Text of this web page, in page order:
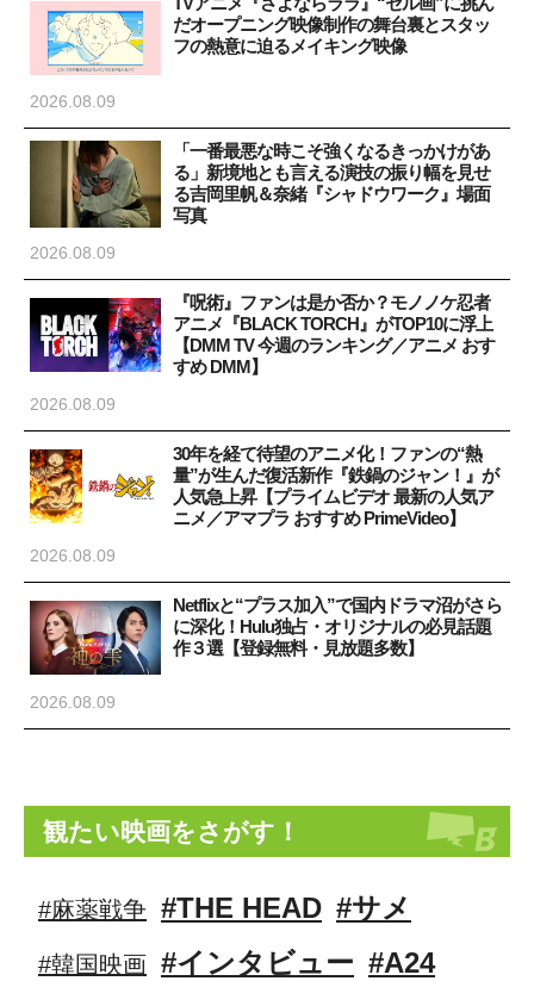
だオープニング映像制作の舞台裏とスタッ
フの熱意に迫るメイキング映像
2026.08.09
「一番最悪な時こそ強くなるきっかけがあ
る」新境地とも言える演技の振り幅を見せ
る吉岡里帆＆奈緒『シャドウワーク』場面
写真
2026.08.09
『呪術』ファンは是か否か？モノノケ忍者
アニメ『BLACK TORCH』がTOP10に浮上
【DMM TV 今週のランキング／アニメ おす
すめ DMM】
2026.08.09
30年を経て待望のアニメ化！ファンの“熱
量”が生んだ復活新作『鉄鍋のジャン！』が
人気急上昇【プライムビデオ 最新の人気ア
ニメ／アマプラ おすすめ PrimeVideo】
2026.08.09
Netflixと“プラス加入”で国内ドラマ沼がさら
に深化！Hulu独占・オリジナルの必見話題
作３選【登録無料・見放題多数】
2026.08.09
観たい映画をさがす！
#麻薬戦争 #THE HEAD #サメ
#韓国映画 #インタビュー #A24